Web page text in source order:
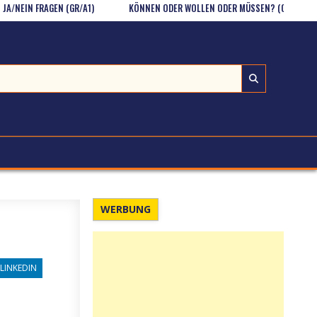
(GR/A1) KÖNNEN ODER WOLLEN ODER MÜSSEN? (GR / A1)
LINKEDIN
WERBUNG